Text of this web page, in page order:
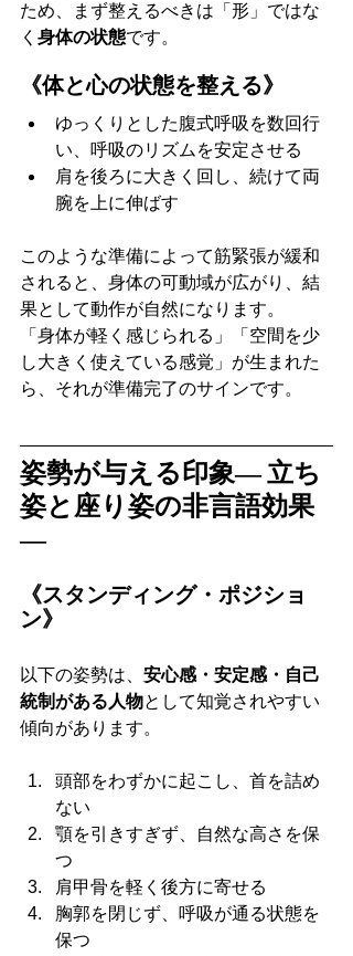
ため、まず整えるべきは「形」ではな
く 身体の状態です。
《体と心の状態を整える》
ゆっくりとした腹式呼吸を数回行
い、呼吸のリズムを安定させる
肩を後ろに大きく回し、続けて両
腕を上に伸ばす
このような準備によって筋緊張が緩和
されると、身体の可動域が広がり、結
果として動作が自然になります。
「身体が軽く感じられる」「空間を少
し大きく使えている感覚」が生まれた
ら、それが準備完了のサインです。
姿勢が与える印象― 立ち
姿と座り姿の非言語効果
―
《スタンディング・ポジショ
ン》
以下の姿勢は、 安心感・安定感・自己
統制がある人物として知覚されやすい
傾向があります。
頭部をわずかに起こし、首を詰め
ない
顎を引きすぎず、自然な高さを保
つ
肩甲骨を軽く後方に寄せる
胸郭を閉じず、呼吸が通る状態を
保つ